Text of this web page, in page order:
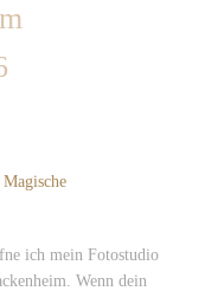
ich mein Fotostudio
Wenn dein